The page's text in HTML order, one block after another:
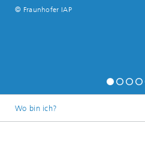
© Fraunhofer IAP
Wo bin ich?